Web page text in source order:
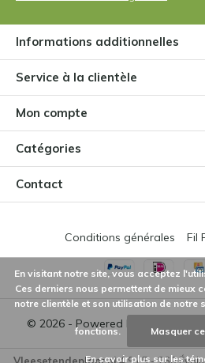
?
besoin
ParNiels
Informations additionnelles
Service à la clientèle
Mon compte
Catégories
Contact
© 2026 - Powered by
Conditions générales Fil
Vleesetendeplant.nl4,9/5-260
En visitant notre site, vous acceptez
Ces derniers nous permettent de mieux
notre clientèle et son utilisation de notre
fonctions. Masquer
En savoir plus sur les